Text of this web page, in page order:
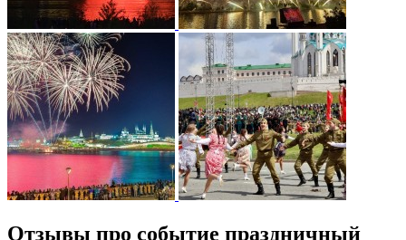
Отзывы про событие праздничный